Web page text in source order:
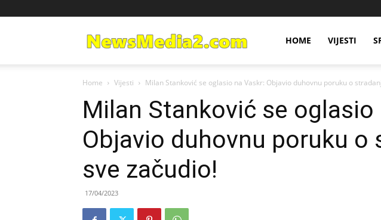
Media
HOME VIJESTI
Home Vijesti Milan Stanković se oglasio na Vaskr: Objavio duhovnu poruku o
Milan Stanković se oglasio
Objavio duhovnu poruku o
sve začudio!
17/04/2023